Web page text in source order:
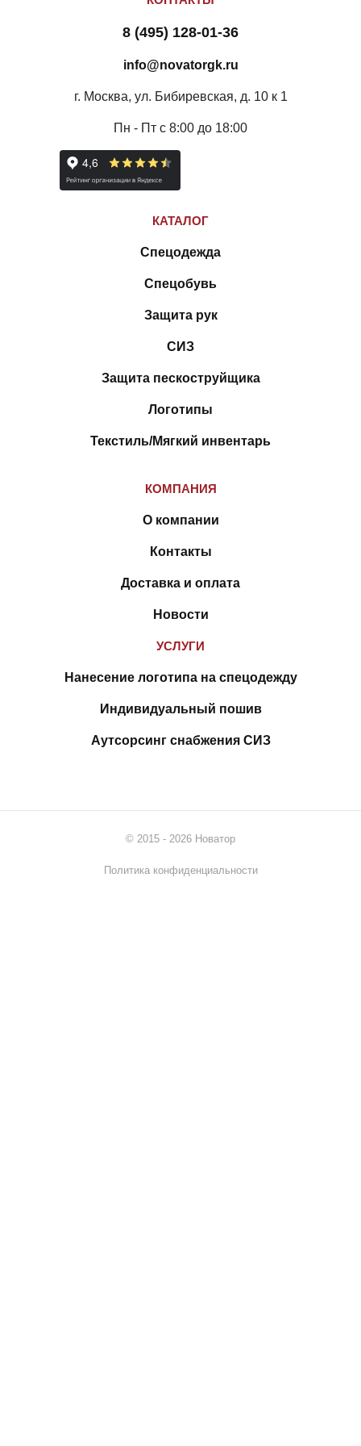
8 (495) 128-01-36
info@novatorgk.ru
г. Москва, ул. Бибиревская, д. 10 к 1
Пн - Пт с 8:00 до 18:00
КАТАЛОГ
Спецодежда
Спецобувь
Защита рук
СИЗ
Защита пескоструйщика
Логотипы
Текстиль/Мягкий инвентарь
КОМПАНИЯ
О компании
Контакты
Доставка и оплата
Новости
УСЛУГИ
Нанесение логотипа на спецодежду
Индивидуальный пошив
Аутсорсинг снабжения СИЗ
© 2015 - 2026 Новатор
Политика конфиденциальности